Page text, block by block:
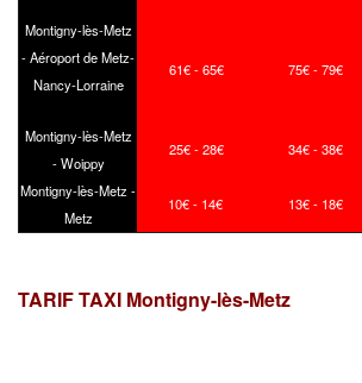
Montigny-lès-Metz
- Aéroport de Metz-
Nancy-Lorraine
61€ - 65€ 75€ - 79€
Montigny-lès-Metz
- Woippy
25€ - 28€ 34€ - 38€
Montigny-lès-Metz -
Metz
10€ - 14€ 13€ - 18€
TARIF TAXI Montigny-lès-Metz